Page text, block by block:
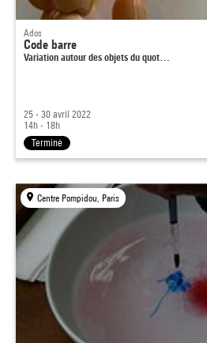
Ados
Code barre
Variation autour des objets du quot…
25 - 30 avril 2022
14h - 18h
Terminé
Centre Pompidou, Paris